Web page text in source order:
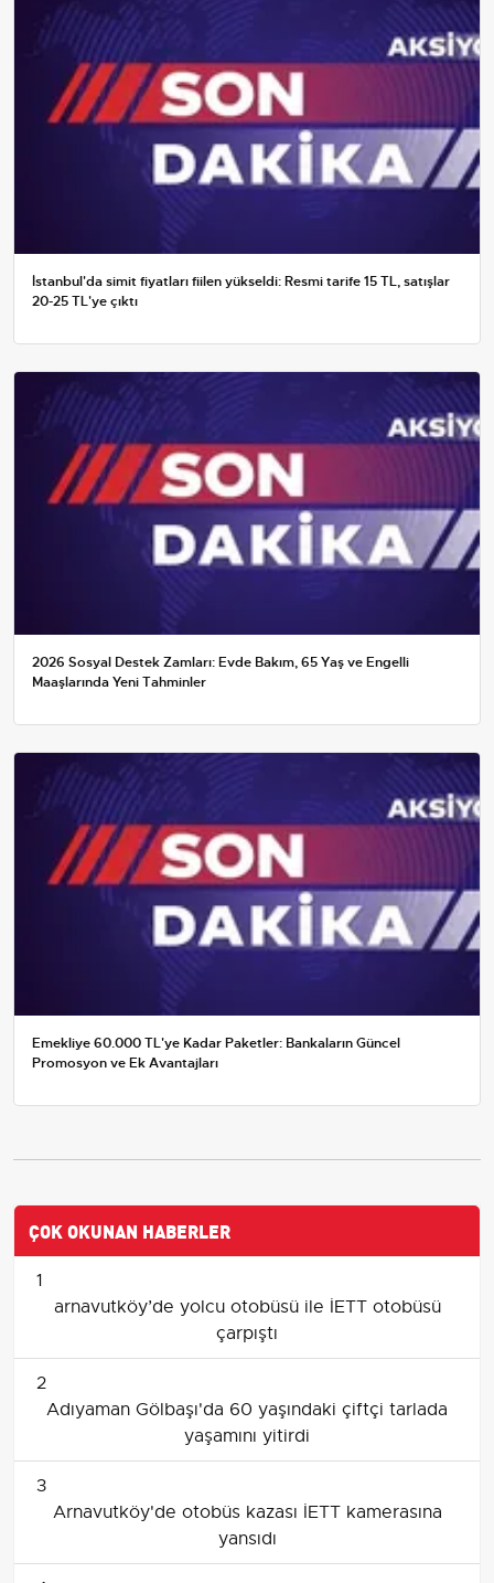
İstanbul'da simit fiyatları fiilen yükseldi: Resmi tarife 15 TL, satışlar
20-25 TL'ye çıktı
2026 Sosyal Destek Zamları: Evde Bakım, 65 Yaş ve Engelli
Maaşlarında Yeni Tahminler
Emekliye 60.000 TL'ye Kadar Paketler: Bankaların Güncel
Promosyon ve Ek Avantajları
ÇOK OKUNAN HABERLER
1
arnavutköy’de yolcu otobüsü ile İETT otobüsü
çarpıştı
2
Adıyaman Gölbaşı'da 60 yaşındaki çiftçi tarlada
yaşamını yitirdi
3
Arnavutköy'de otobüs kazası İETT kamerasına
yansıdı